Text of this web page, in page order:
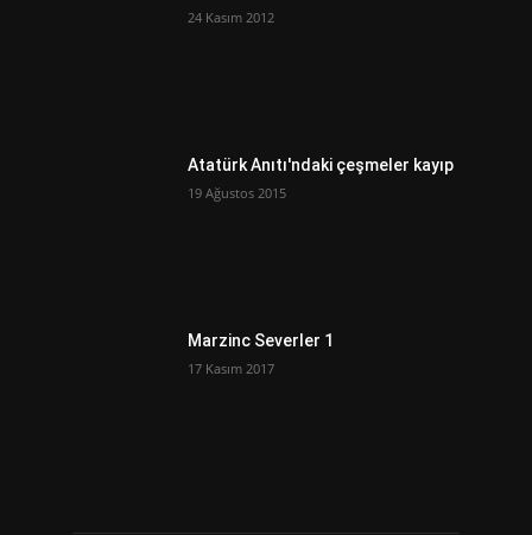
24 Kasım 2012
Atatürk Anıtı'ndaki çeşmeler kayıp
19 Ağustos 2015
Marzinc Severler 1
17 Kasım 2017